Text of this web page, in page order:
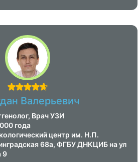
Валерьевич
Врач УЗИ
года
центр им. Н.П.
68а, ФГБУ ДНКЦИБ на ул
9